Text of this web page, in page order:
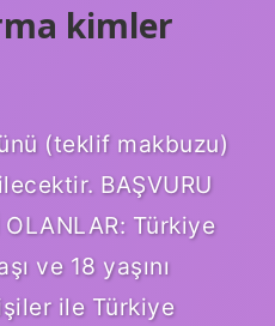
kimler
(teklif makbuzu)
BAŞVURU
OLANLAR: Türkiye
ve 18 yaşını
ile Türkiye